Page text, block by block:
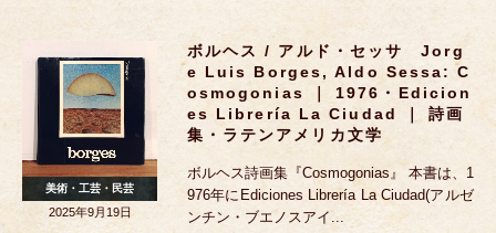
ボルヘス / アルド・セッサ Jorg
E Luis Borges, Aldo Sessa: C
Osmogonias ｜ 1976・Edicion
Es Librería La Ciudad ｜ 詩画
集・ラテンアメリカ文学
ボルヘス詩画集『Cosmogonias』 本書は、1
976年にEdiciones Librería La Ciudad(アルゼ
ンチン・ブエノスアイ...
美術・工芸・民芸
2025年9月19日